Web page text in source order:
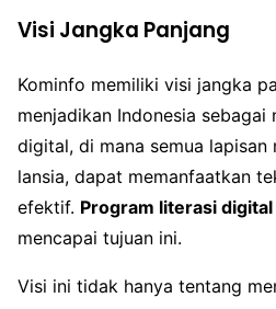
Visi Jangka Panjang
Kominfo memiliki visi jangka
menjadikan Indonesia sebagai
digital, di mana semua lapisan
lansia, dapat memanfaatkan
efektif. Program literasi digital
mencapai tujuan ini.
Visi ini tidak hanya tentang